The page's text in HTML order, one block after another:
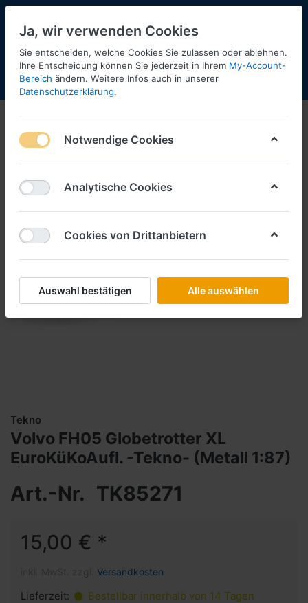
Menü Anmelden Shopaktualisierung
Tekno
Volvo FH05 Globetrotter XL
EuroKüKoAufl. -Tekno- (Metall 1:87)
Art.-Nr. TK85271
15,00 € *
Versandkosten
Lieferzeit: Bestellbar innerhalb von 14 Tagen
Ja, wir verwenden Cookies
Sie entscheiden, welche Cookies Sie zulassen oder ablehnen.
Ihre Entscheidung können Sie jederzeit in Ihrem My-Account-
Bereich ändern. Weitere Infos auch in unserer
Datenschutzerklärung.
Notwendige Cookies
Analytische Cookies
Cookies von Drittanbietern
Auswahl bestätigen Alle auswählen